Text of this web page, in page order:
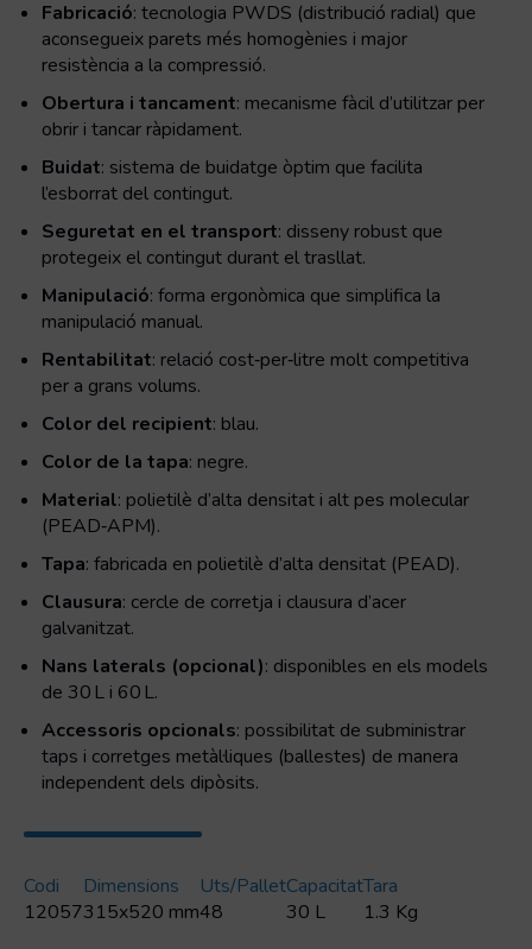
Fabricació: tecnologia PWDS (distribució radial) que
aconsegueix parets més homogènies i major
resistència a la compressió.
Obertura i tancament: mecanisme fàcil d’utilitzar per
obrir i tancar ràpidament.
Buidat: sistema de buidatge òptim que facilita
l’esborrat del contingut.
Seguretat en el transport: disseny robust que
protegeix el contingut durant el trasllat.
Manipulació: forma ergonòmica que simplifica la
manipulació manual.
Rentabilitat: relació cost‑per‑litre molt competitiva
per a grans volums.
Color del recipient: blau.
Color de la tapa: negre.
Material: polietilè d’alta densitat i alt pes molecular
(PEAD‑APM).
Tapa: fabricada en polietilè d’alta densitat (PEAD).
Clausura: cercle de corretja i clausura d’acer
galvanitzat.
Nans laterals (opcional): disponibles en els models
de 30 L i 60 L.
Accessoris opcionals: possibilitat de subministrar
taps i corretges metàl·liques (ballestes) de manera
independent dels dipòsits.
Codi
12057
Dimensions
315x520 mm
Uts/pallet
48
Capacitat
30 L
Tara
1.3 Kg